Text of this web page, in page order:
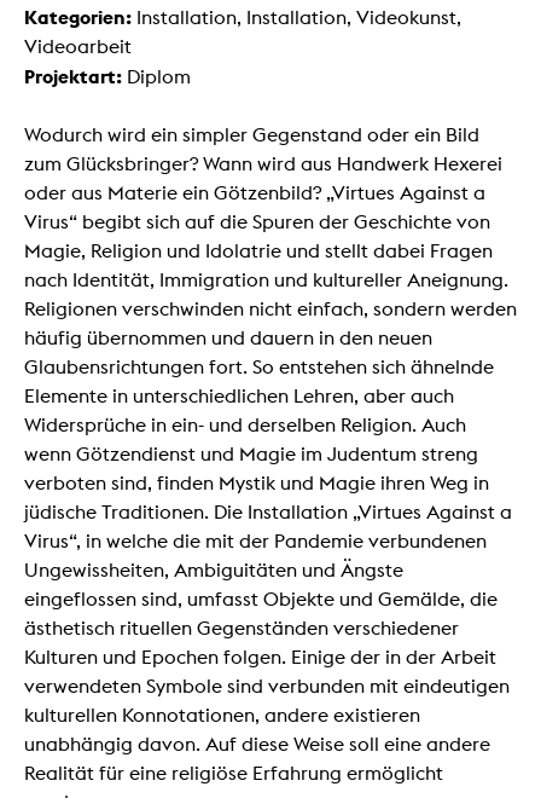
Kategorien: Installation, Installation, Videokunst,
Videoarbeit
Projektart: Diplom
Wodurch wird ein simpler Gegenstand oder ein Bild
zum Glücksbringer? Wann wird aus Handwerk Hexerei
oder aus Materie ein Götzenbild? „Virtues Against a
Virus“ begibt sich auf die Spuren der Geschichte von
Magie, Religion und Idolatrie und stellt dabei Fragen
nach Identität, Immigration und kultureller Aneignung.
Religionen verschwinden nicht einfach, sondern werden
häufig übernommen und dauern in den neuen
Glaubensrichtungen fort. So entstehen sich ähnelnde
Elemente in unterschiedlichen Lehren, aber auch
Widersprüche in ein- und derselben Religion. Auch
wenn Götzendienst und Magie im Judentum streng
verboten sind, finden Mystik und Magie ihren Weg in
jüdische Traditionen. Die Installation „Virtues Against a
Virus“, in welche die mit der Pandemie verbundenen
Ungewissheiten, Ambiguitäten und Ängste
eingeflossen sind, umfasst Objekte und Gemälde, die
ästhetisch rituellen Gegenständen verschiedener
Kulturen und Epochen folgen. Einige der in der Arbeit
verwendeten Symbole sind verbunden mit eindeutigen
kulturellen Konnotationen, andere existieren
unabhängig davon. Auf diese Weise soll eine andere
Realität für eine religiöse Erfahrung ermöglicht